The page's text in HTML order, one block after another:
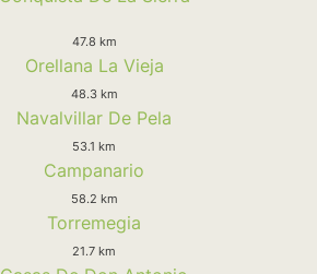
47.8 km
Orellana La Vieja
48.3 km
Navalvillar De Pela
53.1 km
Campanario
58.2 km
Torremegia
21.7 km